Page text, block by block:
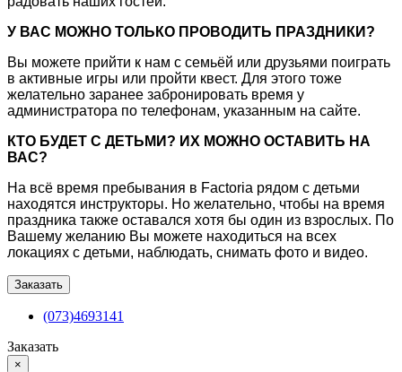
У ВАС МОЖНО ТОЛЬКО ПРОВОДИТЬ ПРАЗДНИКИ?
Вы можете прийти к нам с семьёй или друзьями поиграть
в активные игры или пройти квест. Для этого тоже
желательно заранее забронировать время у
администратора по телефонам, указанным на сайте.
КТО БУДЕТ С ДЕТЬМИ? ИХ МОЖНО ОСТАВИТЬ НА
ВАС?
На всё время пребывания в Factoria рядом с детьми
находятся инструкторы. Но желательно, чтобы на время
праздника также оставался хотя бы один из взрослых. По
Вашему желанию Вы можете находиться на всех
локациях с детьми, наблюдать, снимать фото и видео.
Заказать
(073)4693141
Заказать
×